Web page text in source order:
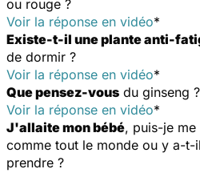
ou rouge ?
Voir la réponse en vidéo*
Existe-t-il une plante anti-
de dormir ?
Voir la réponse en vidéo*
Que pensez-vous du ginseng ?
Voir la réponse en vidéo*
J'allaite mon bébé, puis-je
comme tout le monde ou y a-t-
prendre ?